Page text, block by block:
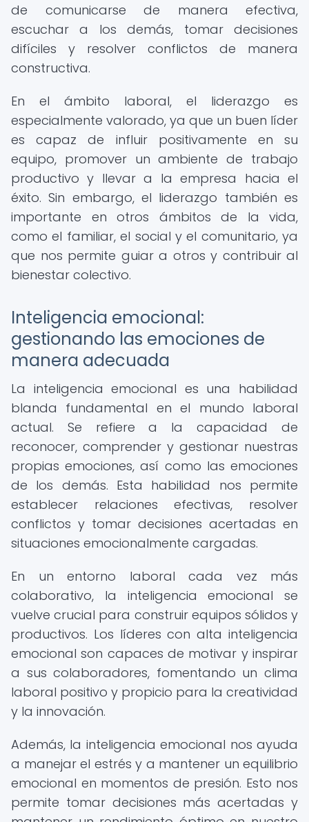
de comunicarse de manera efectiva,
escuchar a los demás, tomar decisiones
difíciles y resolver conflictos de manera
constructiva.
En el ámbito laboral, el liderazgo es
especialmente valorado, ya que un buen líder
es capaz de influir positivamente en su
equipo, promover un ambiente de trabajo
productivo y llevar a la empresa hacia el
éxito. Sin embargo, el liderazgo también es
importante en otros ámbitos de la vida,
como el familiar, el social y el comunitario, ya
que nos permite guiar a otros y contribuir al
bienestar colectivo.
Inteligencia emocional:
gestionando las emociones de
manera adecuada
La inteligencia emocional es una habilidad
blanda fundamental en el mundo laboral
actual. Se refiere a la capacidad de
reconocer, comprender y gestionar nuestras
propias emociones, así como las emociones
de los demás. Esta habilidad nos permite
establecer relaciones efectivas, resolver
conflictos y tomar decisiones acertadas en
situaciones emocionalmente cargadas.
En un entorno laboral cada vez más
colaborativo, la inteligencia emocional se
vuelve crucial para construir equipos sólidos y
productivos. Los líderes con alta inteligencia
emocional son capaces de motivar y inspirar
a sus colaboradores, fomentando un clima
laboral positivo y propicio para la creatividad
y la innovación.
Además, la inteligencia emocional nos ayuda
a manejar el estrés y a mantener un equilibrio
emocional en momentos de presión. Esto nos
permite tomar decisiones más acertadas y